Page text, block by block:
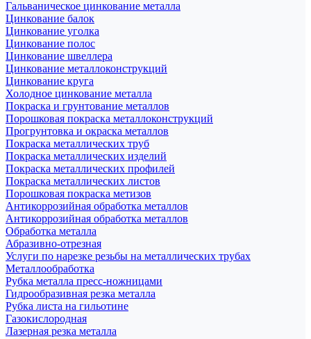
Гальваническое цинкование металла
Цинкование балок
Цинкование уголка
Цинкование полос
Цинкование швеллера
Цинкование металлоконструкций
Цинкование круга
Холодное цинкование металла
Покраска и грунтование металлов
Порошковая покраска металлоконструкций
Прогрунтовка и окраска металлов
Покраска металлических труб
Покраска металлических изделий
Покраска металлических профилей
Покраска металлических листов
Порошковая покраска метизов
Антикоррозийная обработка металлов
Антикоррозийная обработка металлов
Обработка металла
Абразивно-отрезная
Услуги по нарезке резьбы на металлических трубах
Металлообработка
Рубка металла пресс-ножницами
Гидрообразивная резка металла
Рубка листа на гильотине
Газокислородная
Лазерная резка металла